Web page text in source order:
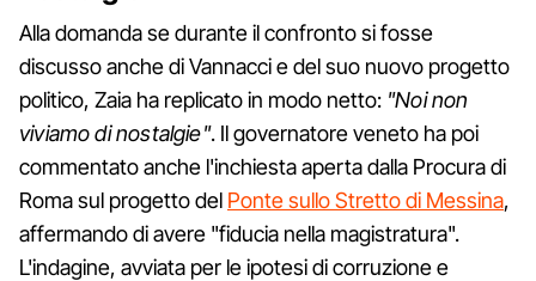
Alla domanda se durante il confronto si fosse
discusso anche di Vannacci e del suo nuovo progetto
politico, Zaia ha replicato in modo netto: "Noi non
viviamo di nostalgie". Il governatore veneto ha poi
commentato anche l'inchiesta aperta dalla Procura di
Roma sul progetto del Ponte sullo Stretto di Messina,
affermando di avere "fiducia nella magistratura".
L'indagine, avviata per le ipotesi di corruzione e